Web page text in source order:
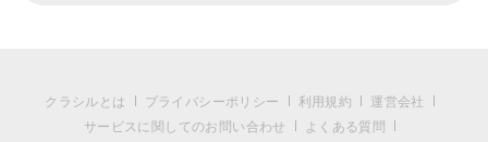
クラシルとは プライバシーポリシー 利用規約
運営会社
サービスに関してのお問い合わせ
よくある質問